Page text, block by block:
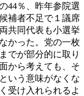
44％、昨年参院選
補者不足で１議席
共同代表も小選挙
かった。党の一枚
でが部分的に取り
から考えても、そ
いう意味がなくな
受け入れられるよ